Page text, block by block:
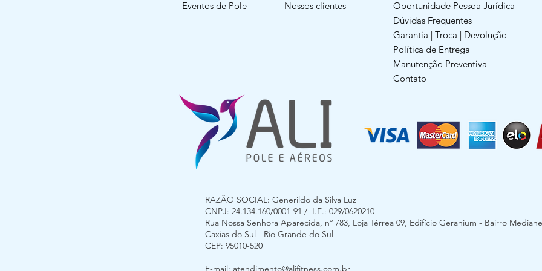
Eventos de Pole Nossos clientes
Oportunidade Pessoa Jurídica
Dúvidas Frequentes
Garantia | Troca | Devolução
Política de Entrega
Manutenção Preventiva
Contato
RAZÃO SOCIAL: Generildo da Silva Luz
CNPJ: 24.134.160/0001-91 / I.E.: 029/0620210
Rua Nossa Senhora Aparecida, nº 783, Loja Térrea 09, Edifício Geranium - Bairro
Caxias do Sul - Rio Grande do Sul
CEP: 95010-520
E-mail: atendimento@alifitness.com.br